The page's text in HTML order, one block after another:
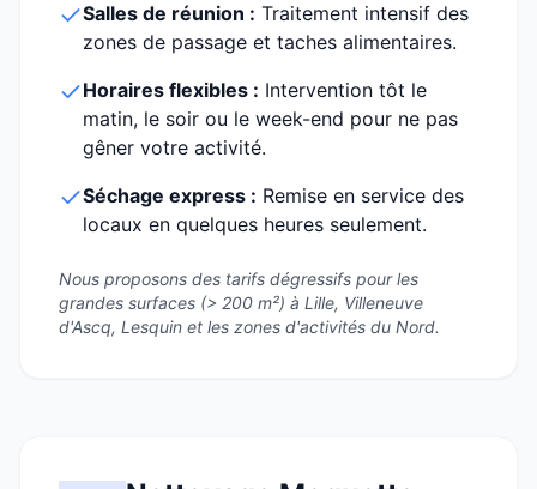
Salles de réunion : Traitement intensif des
zones de passage et taches alimentaires.
Horaires flexibles : Intervention tôt le
matin, le soir ou le week-end pour ne pas
gêner votre activité.
Séchage express : Remise en service des
locaux en quelques heures seulement.
Nous proposons des tarifs dégressifs pour les
grandes surfaces (> 200 m²) à Lille, Villeneuve
d'Ascq, Lesquin et les zones d'activités du Nord.